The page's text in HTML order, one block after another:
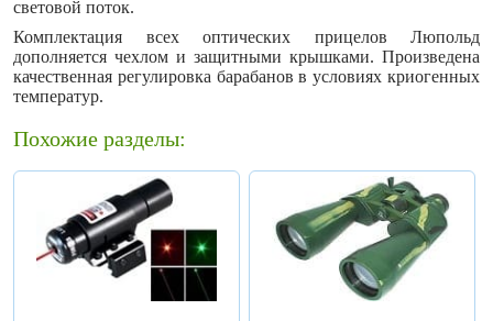
световой поток.
Комплектация всех оптических прицелов Люпольд
дополняется чехлом и защитными крышками. Произведена
качественная регулировка барабанов в условиях криогенных
температур.
Похожие разделы: